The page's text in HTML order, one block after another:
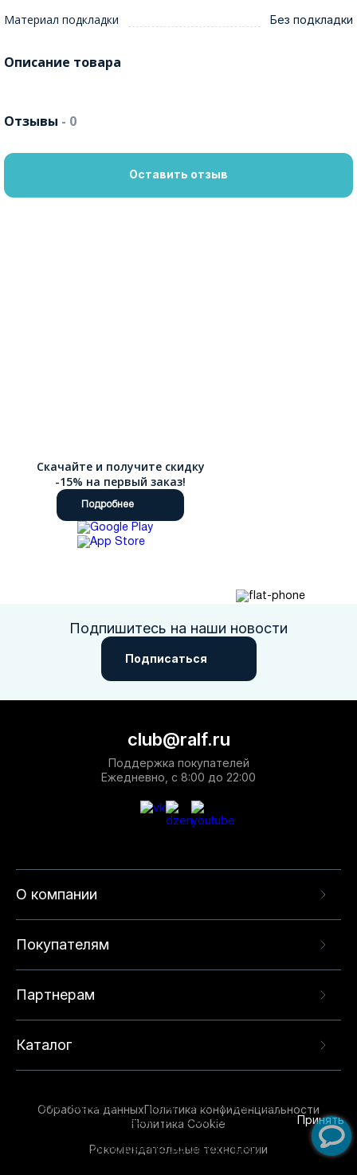
Материал подкладки Без подкладки
Описание товара
Отзывы - 0
Оставить отзыв
Скачайте и получите скидку
-15% на первый заказ!
Подробнее
Подпишитесь на наши новости
Подписаться
О компании
Покупателям
Партнерам
Каталог
club@ralf.ru
Поддержка покупателей
Ежедневно, с 8:00 до 22:00
Обработка данныхПолитика конфиденциальности
Политика Cookie
Рекомендательные технологии
опыта на нашем сайте. Продолжая использовать
данный сайт, вы соглашаетесь с использованием
технологий. Для получения дополнительной
Принять